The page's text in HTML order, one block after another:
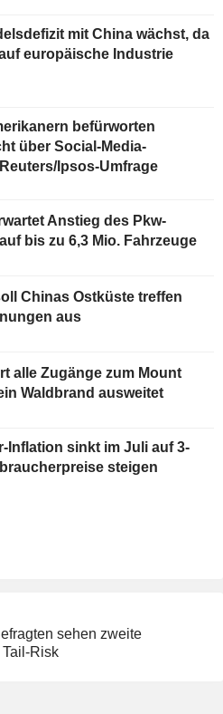
mit China wächst, da
europäische Industrie
befürworten
über Social-Media-
Ipsos-Umfrage
Anstieg des Pkw-
bis zu 6,3 Mio. Fahrzeuge
Chinas Ostküste treffen
aus
alle Zugänge zum Mount
Waldbrand ausweitet
Inflation sinkt im Juli auf 3-
steigen
sehen zweite
Risk